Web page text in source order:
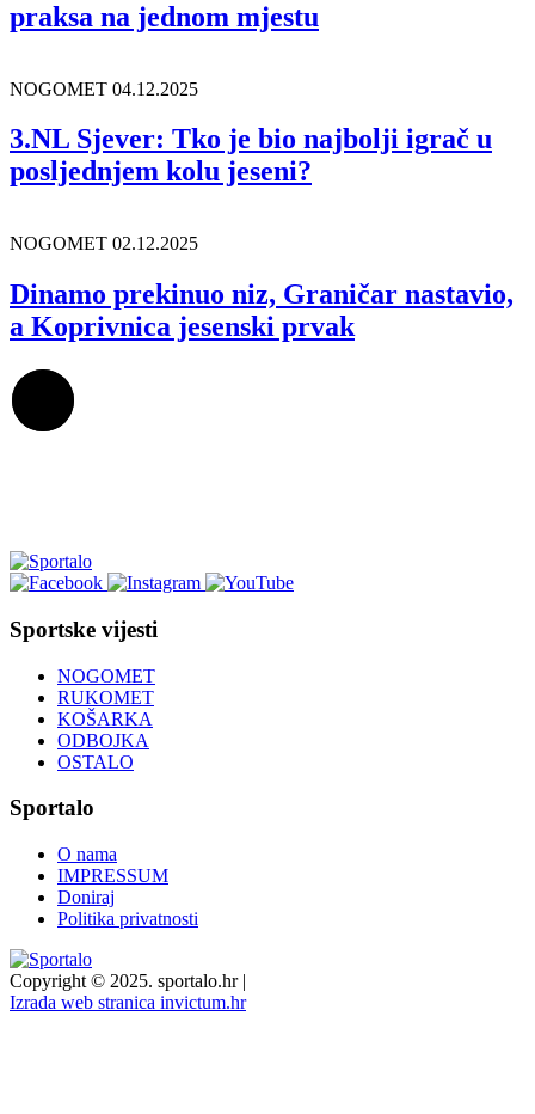
praksa na jednom mjestu
NOGOMET 04.12.2025
3.NL Sjever: Tko je bio najbolji igrač u
posljednjem kolu jeseni?
NOGOMET 02.12.2025
Dinamo prekinuo niz, Graničar nastavio,
a Koprivnica jesenski prvak
Sportske vijesti
NOGOMET
RUKOMET
KOŠARKA
ODBOJKA
OSTALO
Sportalo
O nama
IMPRESSUM
Doniraj
Politika privatnosti
Copyright © 2025. sportalo.hr |
Izrada web stranica invictum.hr